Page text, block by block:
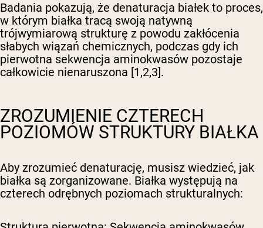
Badania pokazują, że denaturacja białek to proces,
w którym białka tracą swoją natywną
trójwymiarową strukturę z powodu zakłócenia
słabych wiązań chemicznych, podczas gdy ich
pierwotna sekwencja aminokwasów pozostaje
całkowicie nienaruszona [1,2,3].
ZROZUMIENIE CZTERECH
POZIOMÓW STRUKTURY BIAŁKA
Aby zrozumieć denaturację, musisz wiedzieć, jak
białka są zorganizowane. Białka występują na
czterech odrębnych poziomach strukturalnych: